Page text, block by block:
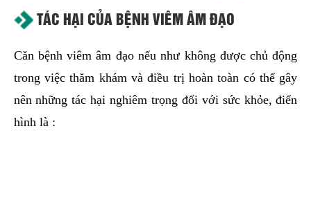
TÁC HẠI CỦA BỆNH VIÊM ÂM ĐẠO
Căn bệnh viêm âm đạo nếu như không được chủ động
trong việc thăm khám và điều trị hoàn toàn có thể gây
nên những tác hại nghiêm trọng đối với sức khỏe, điển
hình là :